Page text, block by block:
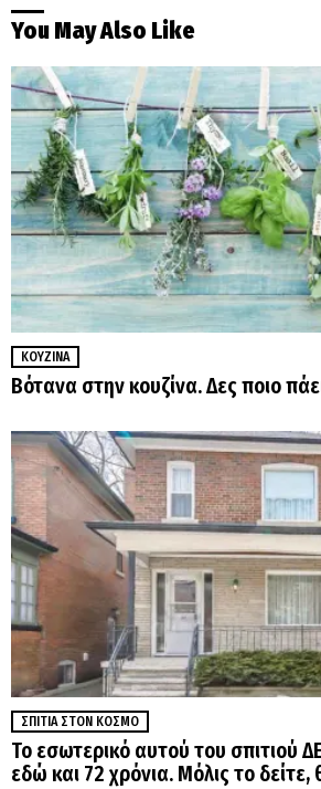
You May Also Like
ΚΟΥΖΊΝΑ
Βότανα στην κουζίνα. Δες ποιο
ΣΠΊΤΙΑ ΣΤΟΝ ΚΌΣΜΟ
Το εσωτερικό αυτού του σπιτιού
εδώ και 72 χρόνια. Μόλις το δείτε,